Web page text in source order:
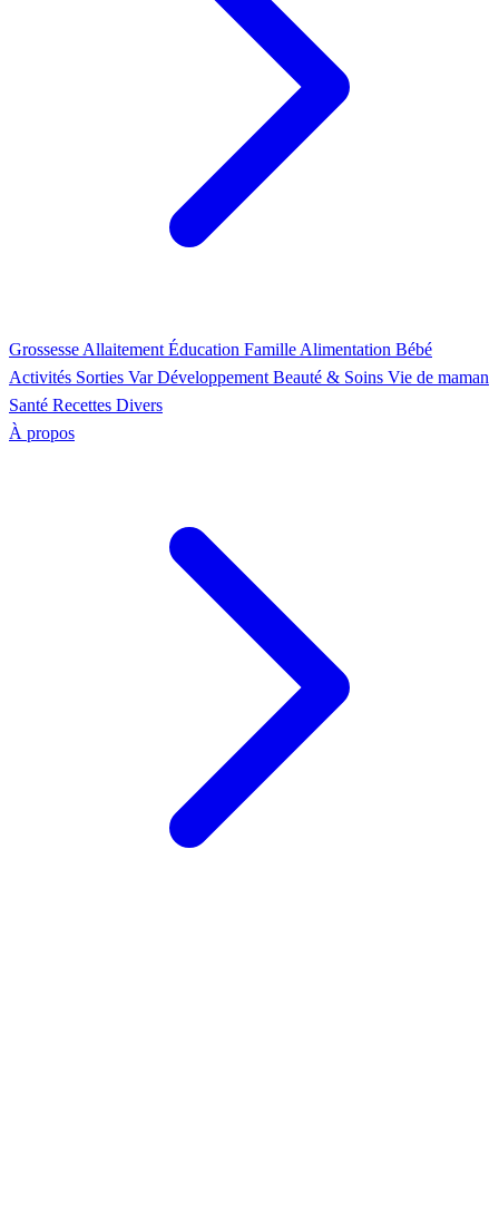
Grossesse Allaitement Éducation Famille Alimentation Bébé
Activités Sorties Var Développement Beauté & Soins Vie de maman
Santé Recettes Divers
À propos